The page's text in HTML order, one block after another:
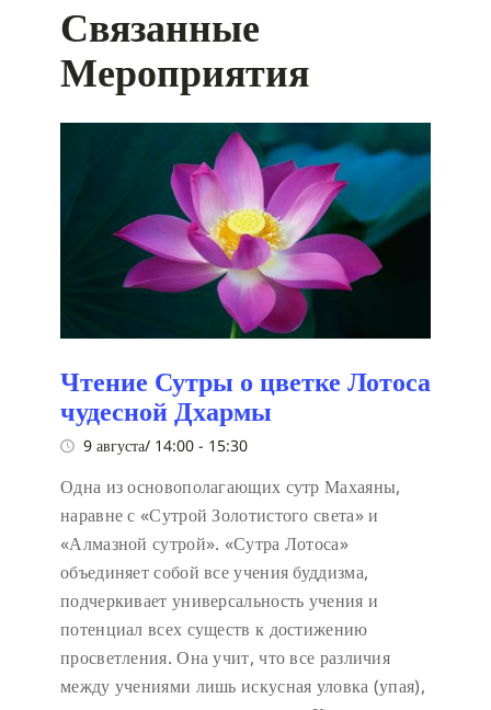
Связанные
Мероприятия
Чтение Сутры о цветке Лотоса
чудесной Дхармы
9 августа/ 14:00 - 15:30
Одна из основополагающих сутр Махаяны,
наравне с «Сутрой Золотистого света» и
«Алмазной сутрой». «Сутра Лотоса»
объединяет собой все учения буддизма,
подчеркивает универсальность учения и
потенциал всех существ к достижению
просветления. Она учит, что все различия
между учениями лишь искусная уловка (упая),